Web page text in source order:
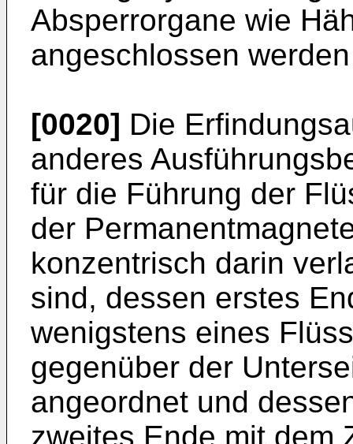
Absperrorgane wie
angeschlossen
[0020] Die
anderes
für die Führung der
der
konzentrisch darin
sind, dessen erstes
wenigstens eines
gegenüber der
angeordnet und
zweites Ende mit dem